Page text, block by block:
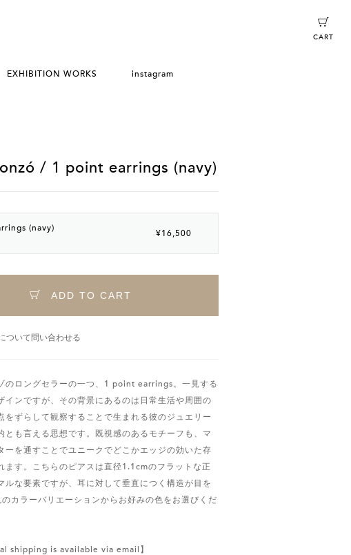
EXHIBITION WORKS instagram
CART
/ 1 point earrings (navy)
(navy)
¥16,500
ADD TO CART
ついて問い合わせる
のロングセラーの一つ、1 point earrings。一見する
インですが、その背景にあるのは日常生活や周囲の
をずらして観察することで生まれる彼のジュエリー
とも言える思想です。既視感のあるモチーフも、マ
ーを通すことでユニークでどこかエッジの効いた存
ます。こちらのピアスは直径1.1cmのフラットな正
ルな要素ですが、耳に対して垂直につく構造が目を
カラーバリエーションからお好みの色をお選びくだ
shipping is available via email】